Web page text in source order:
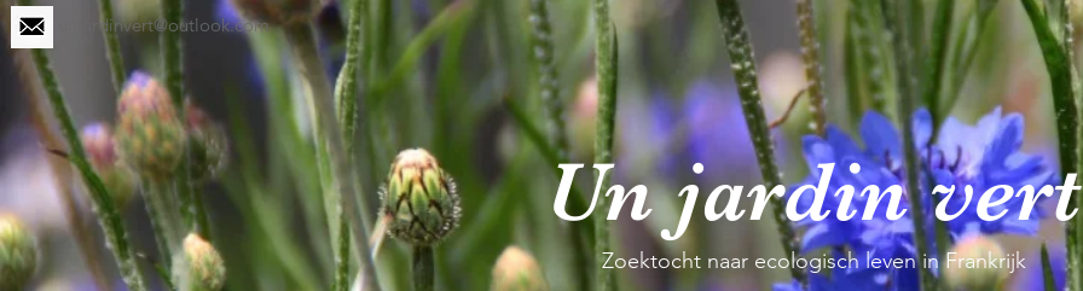
unjardinvert@outlook.com
Un jardin vert
Zoektocht naar ecologisch leven in Frankrijk